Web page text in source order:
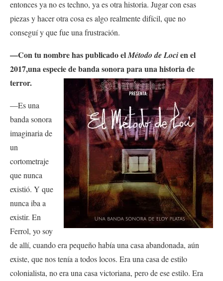
entonces ya no es techno, ya es otra historia. Jugar con esas
piezas y hacer otra cosa es algo realmente difícil, que no
conseguí y que fue una frustración.
—Con tu nombre has publicado elMétodo de Locien el
2017,una especie de banda sonora para una historia de
terror.
—Es una
banda sonora
imaginaria de
un
cortometraje
que nunca
existió. Y que
nunca iba a
existir. En
Ferrol, yo soy
de allí, cuando era pequeño había una casa abandonada, aún
existe, que nos tenía a todos locos. Era una casa de estilo
colonialista, no era una casa victoriana, pero de ese estilo. Era